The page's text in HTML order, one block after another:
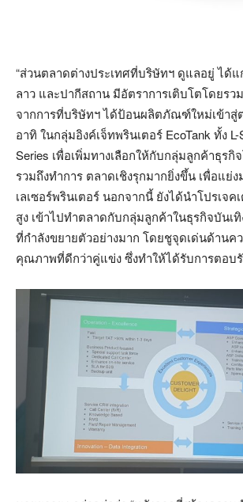
“ส่วนตลาดต่างประเทศที่บริษัทฯ ดูแลอยู่ ได้
ลาว และปากีสถาน มีอัตราการเติบโตโดยร
จากการที่บริษัทฯ ได้ป้อนผลิตภัณฑ์ใหม่เข้าสู่
อาทิ ในกลุ่มอิงค์เจ็ทพรินเตอร์ EcoTank ทั้ง
Series เพื่อเพิ่มทางเลือกให้กับกลุ่มลูกค้าธุรกิ
รวมถึงทำการ ตลาดเชิงรุกมากยิ่งขึ้น เพื่อแย่
เลเซอร์พรินเตอร์ นอกจากนี้ ยังได้นำโปรเจค
สูง เข้าไปทำตลาดกับกลุ่มลูกค้าในธุรกิจบันเ
ที่กำลังขยายตัวอย่างมาก โดยชูจุดเด่นด้านค
คุณภาพที่ดีกว่าคู่แข่ง ซึ่งทำให้ได้รับการตอบรั